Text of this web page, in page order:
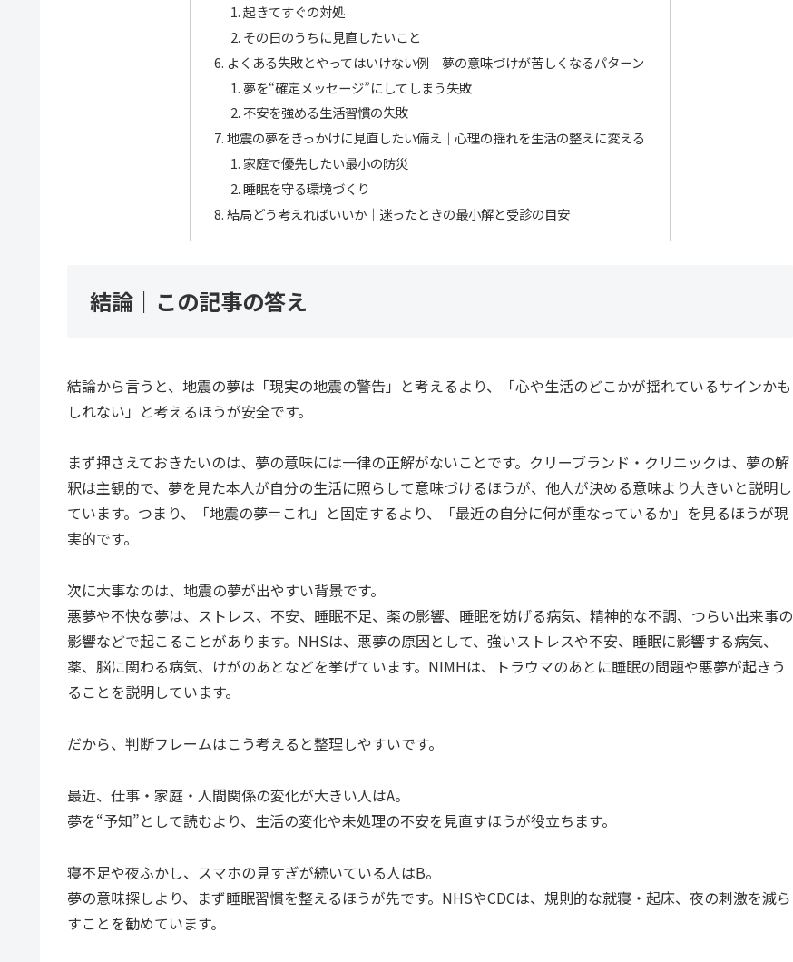
起きてすぐの対処
その日のうちに見直したいこと
よくある失敗とやってはいけない例｜夢の意味づけが苦しくなるパターン
夢を“確定メッセージ”にしてしまう失敗
不安を強める生活習慣の失敗
地震の夢をきっかけに見直したい備え｜心理の揺れを生活の整えに変える
家庭で優先したい最小の防災
睡眠を守る環境づくり
結局どう考えればいいか｜迷ったときの最小解と受診の目安
結論｜この記事の答え
結論から言うと、地震の夢は「現実の地震の警告」と考えるより、「心や生活のどこかが揺れているサインかも
しれない」と考えるほうが安全です。
まず押さえておきたいのは、夢の意味には一律の正解がないことです。クリーブランド・クリニックは、夢の解
釈は主観的で、夢を見た本人が自分の生活に照らして意味づけるほうが、他人が決める意味より大きいと説明し
ています。つまり、「地震の夢＝これ」と固定するより、「最近の自分に何が重なっているか」を見るほうが現
実的です。
次に大事なのは、地震の夢が出やすい背景です。
悪夢や不快な夢は、ストレス、不安、睡眠不足、薬の影響、睡眠を妨げる病気、精神的な不調、つらい出来事の
影響などで起こることがあります。NHSは、悪夢の原因として、強いストレスや不安、睡眠に影響する病気、
薬、脳に関わる病気、けがのあとなどを挙げています。NIMHは、トラウマのあとに睡眠の問題や悪夢が起きう
ることを説明しています。
だから、判断フレームはこう考えると整理しやすいです。
最近、仕事・家庭・人間関係の変化が大きい人はA。
夢を“予知”として読むより、生活の変化や未処理の不安を見直すほうが役立ちます。
寝不足や夜ふかし、スマホの見すぎが続いている人はB。
夢の意味探しより、まず睡眠習慣を整えるほうが先です。NHSやCDCは、規則的な就寝・起床、夜の刺激を減ら
すことを勧めています。